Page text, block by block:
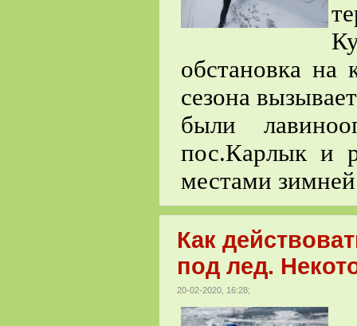
обстановка на
сезона
были
пос.Карлык и
местами
Как
под лед.
20-02-2020, 16:28;